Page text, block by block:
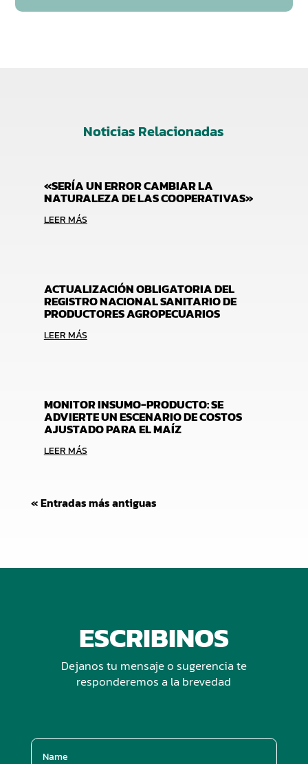
Noticias Relacionadas
«SERÍA UN ERROR CAMBIAR LA
NATURALEZA DE LAS COOPERATIVAS»
LEER MÁS
ACTUALIZACIÓN OBLIGATORIA DEL
REGISTRO NACIONAL SANITARIO DE
PRODUCTORES AGROPECUARIOS
LEER MÁS
MONITOR INSUMO-PRODUCTO: SE
ADVIERTE UN ESCENARIO DE COSTOS
AJUSTADO PARA EL MAÍZ
LEER MÁS
« Entradas más antiguas
ESCRIBINOS
Dejanos tu mensaje o sugerencia te
responderemos a la brevedad